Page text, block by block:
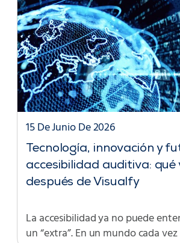
Tecnología, innovación y
accesibilidad auditiva: qué
después de Visualfy
15 De Junio De 2026
La accesibilidad ya no puede
un “extra”. En un mundo cada